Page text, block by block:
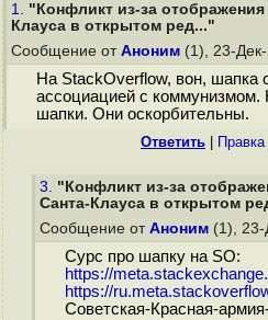
1. "Конфликт из-за
Клауса в открытом ред..."
Сообщение от Аноним (1), 23-
На StackOverflow, вон, шапка
ассоциацией с коммунизмом.
шапки. Они оскорбительны.
Ответить Правка|
3. "Конфликт из-за
Санта-Клауса в открытом
Сообщение от Аноним (1), 23-
Cурс про шапку на SO:
https://
https://
Советская-Красная-